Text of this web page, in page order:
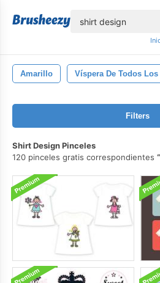
Amarillo Víspera De Todos
Filters
Shirt Design Pinceles
120 pinceles gratis correspondientes